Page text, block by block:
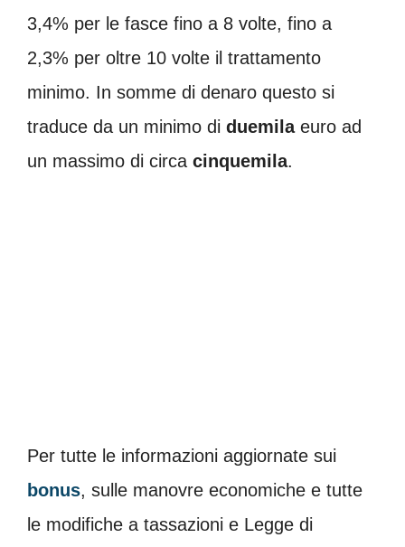
3,4% per le fasce fino a 8 volte, fino a
2,3% per oltre 10 volte il trattamento
minimo. In somme di denaro questo si
traduce da un minimo di duemilaeuro ad
un massimo di circa cinquemila.
Per tutte le informazioni aggiornate sui
bonus, sulle manovre economiche e tutte
le modifiche a tassazioni e Legge di